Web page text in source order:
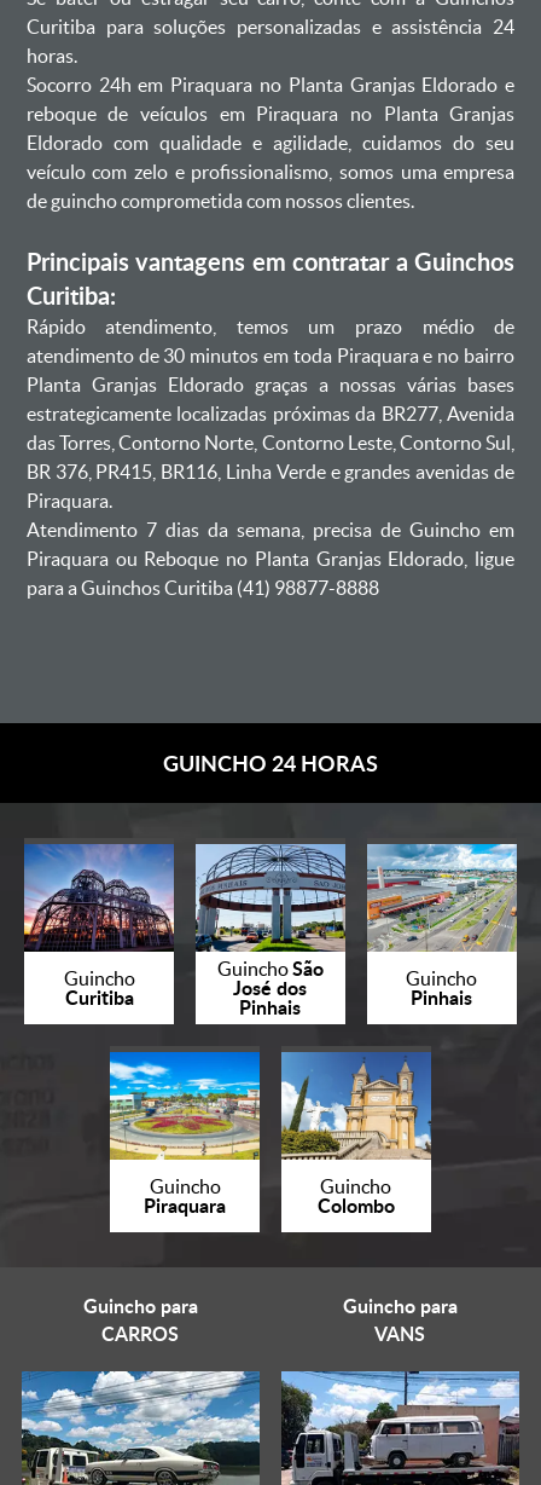
Curitiba para soluções personalizadas e assistência 24
horas.
Socorro 24h em Piraquara no Planta Granjas Eldorado e
reboque de veículos em Piraquara no Planta Granjas
Eldorado com qualidade e agilidade, cuidamos do seu
veículo com zelo e profissionalismo, somos uma empresa
de guincho comprometida com nossos clientes.
Principais vantagens em contratar a Guinchos
Curitiba:
Rápido atendimento, temos um prazo médio de
atendimento de 30 minutos em toda Piraquara e no bairro
Planta Granjas Eldorado graças a nossas várias bases
estrategicamente localizadas próximas da BR277, Avenida
das Torres, Contorno Norte, Contorno Leste, Contorno Sul,
BR 376, PR415, BR116, Linha Verde e grandes avenidas de
Piraquara.
Atendimento 7 dias da semana, precisa de Guincho em
Piraquara ou Reboque no Planta Granjas Eldorado, ligue
para a Guinchos Curitiba (41) 98877-8888
GUINCHO 24 HORAS
Guincho
Curitiba
GuinchoSão
José dos
Pinhais
Guincho
Pinhais
Guincho
Piraquara
Guincho
Colombo
Guincho para
CARROS
Guincho para
VANS